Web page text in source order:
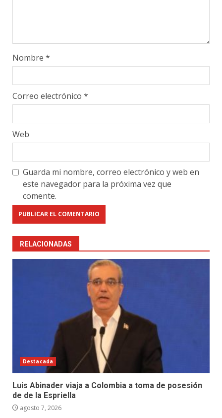
Nombre *
Correo electrónico *
Web
Guarda mi nombre, correo electrónico y web en
este navegador para la próxima vez que
comente.
RELACIONADAS
Destacada
Luis Abinader viaja a Colombia a toma de posesión
de de la Espriella
agosto 7, 2026